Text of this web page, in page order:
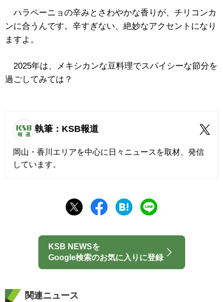
ハラペーニョの辛みとさわやかな香りが、チリコンカ
ンに合うんです。辛すぎない、絶妙なアクセントになり
ますよ。
2025年は、メキシカンな豆料理でスパイシーな節分を
過ごしてみては？
執筆：KSB報道
岡山・香川エリアを中心に日々ニュースを取材、発信
しています。
KSB NEWSを
Google検索のお気に入りに登録
関連ニュース